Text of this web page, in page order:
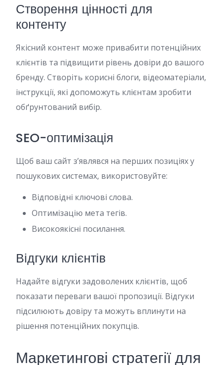
Створення цінності для
контенту
Якісний контент може привабити потенційних
клієнтів та підвищити рівень довіри до вашого
бренду. Створіть корисні блоги, відеоматеріали,
інструкції, які допоможуть клієнтам зробити
обґрунтований вибір.
SEO-оптимізація
Щоб ваш сайт з’являвся на перших позиціях у
пошукових системах, використовуйте:
Відповідні ключові слова.
Оптимізацію мета тегів.
Високоякісні посилання.
Відгуки клієнтів
Надайте відгуки задоволених клієнтів, щоб
показати переваги вашої пропозиції. Відгуки
підсилюють довіру та можуть вплинути на
рішення потенційних покупців.
Маркетингові стратегії для